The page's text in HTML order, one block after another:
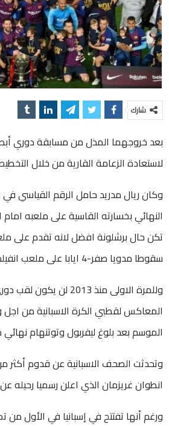
شارك
بعد خروجهما المذل من مسابقة دوري
لاستعادة الزعامة القارية من خلال
تكن حال برشلونة افضل لانه تقدم على
سقوطا مدويا صفر-4 ايابا على ملعب انفيلد ويودع خالي الوفاض.
وللمرة الاولى منذ
المعاكس لقطبي الكرة الاسبانية من اجل
الموسم بعد بلوغ ليفربول وتوتنهام
وتحدثت الصحف الاسبانية عن قدوم أكثر
انطوان غريزمان الذي اعلن رسميا رحيله
ورغم أنها تفتتح في إسبانيا في الأول